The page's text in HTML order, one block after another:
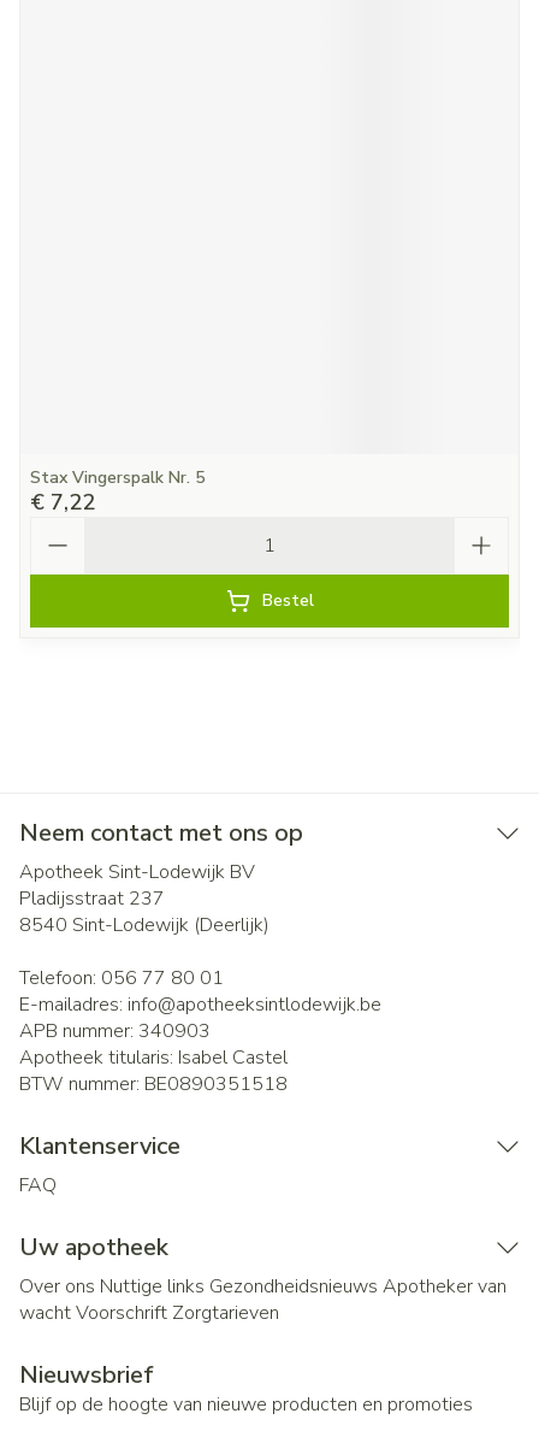
Stax Vingerspalk Nr. 5
€ 7,22
Bestel
Neem contact met ons op
Apotheek Sint-Lodewijk BV
Pladijsstraat 237
8540 Sint-Lodewijk (Deerlijk)
Telefoon: 056 77 80 01
E-mailadres: info@apotheeksintlodewijk.be
APB nummer: 340903
Apotheek titularis: Isabel Castel
BTW nummer: BE0890351518
Klantenservice
FAQ
Uw apotheek
Over ons Nuttige links Gezondheidsnieuws Apotheker van
wachtVoorschrift Zorgtarieven
Nieuwsbrief
Blijf op de hoogte van nieuwe producten en promoties